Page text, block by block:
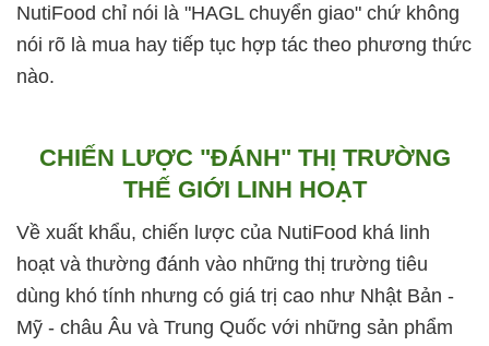
NutiFood chỉ nói là "HAGL chuyển giao" chứ không
nói rõ là mua hay tiếp tục hợp tác theo phương thức
nào.
CHIẾN LƯỢC "ĐÁNH" THỊ TRƯỜNG
THẾ GIỚI LINH HOẠT
Về xuất khẩu, chiến lược của NutiFood khá linh
hoạt và thường đánh vào những thị trường tiêu
dùng khó tính nhưng có giá trị cao như Nhật Bản -
Mỹ - châu Âu và Trung Quốc với những sản phẩm